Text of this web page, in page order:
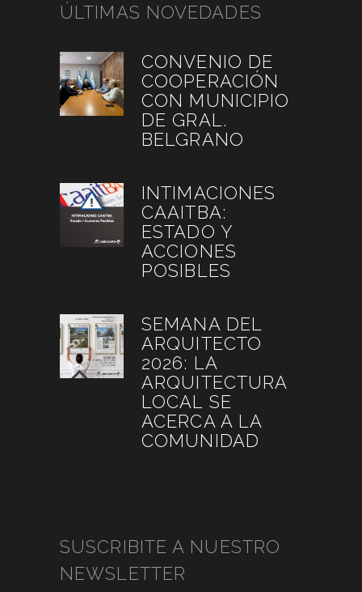
ÚLTIMAS NOVEDADES
CONVENIO DE
COOPERACIÓN
CON MUNICIPIO
DE GRAL.
BELGRANO
INTIMACIONES
CAAITBA:
ESTADO Y
ACCIONES
POSIBLES
SEMANA DEL
ARQUITECTO
2026: LA
ARQUITECTURA
LOCAL SE
ACERCA A LA
COMUNIDAD
SUSCRIBITE A NUESTRO
NEWSLETTER